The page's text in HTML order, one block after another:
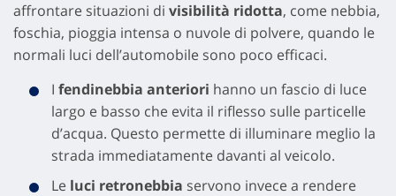
affrontare situazioni di visibilità ridotta, come nebbia,
foschia, pioggia intensa o nuvole di polvere, quando le
normali luci dell’automobile sono poco efficaci.
I fendinebbia anteriori hanno un fascio di luce
largo e basso che evita il riflesso sulle particelle
d’acqua. Questo permette di illuminare meglio la
strada immediatamente davanti al veicolo.
Le luci retronebbia servono invece a rendere